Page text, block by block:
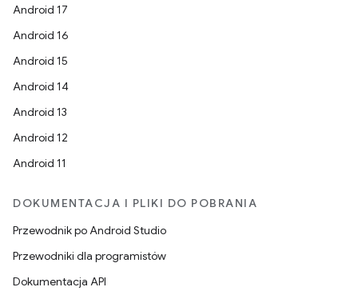
Android 17
Android 16
Android 15
Android 14
Android 13
Android 12
Android 11
DOKUMENTACJA I PLIKI DO POBRANIA
Przewodnik po Android Studio
Przewodniki dla programistów
Dokumentacja API